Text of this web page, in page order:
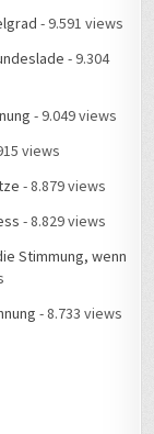
- 9.591 views
- 9.304
- 9.049 views
views
- 8.879 views
- 8.829 views
Stimmung, wenn
- 8.733 views